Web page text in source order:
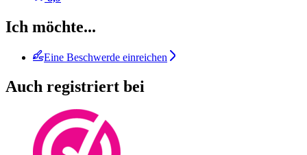
Ich möchte...
Eine Beschwerde einreichen
Auch registriert bei